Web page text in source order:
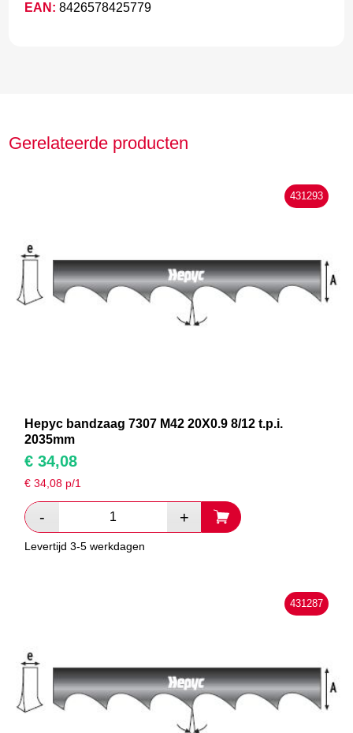
EAN: 8426578425779
Gerelateerde producten
431293
Hepyc bandzaag 7307 M42 20X0.9 8/12 t.p.i.
2035mm
€ 34,08
€34,08 p/1
Levertijd 3-5 werkdagen
431287